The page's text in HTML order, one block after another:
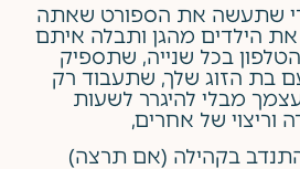
שתעשה את הספורט שאתה
הילדים מהגן ותבלה איתם
בכל שנייה, שתספיק
בת הזוג שלך, שתעבוד רק
מבלי להיגרר לשעות
וריצוי של אחרים,
בקהילה (אם תרצה)